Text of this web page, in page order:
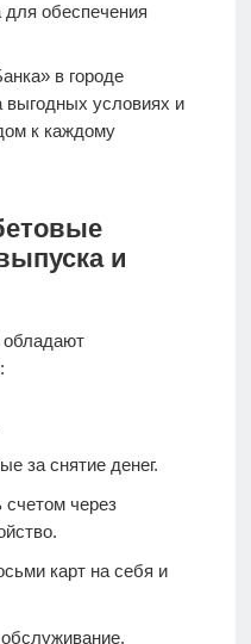
обеспечения
в городе
условиях и
к каждому
и
за снятие денег.
через
карт на себя и